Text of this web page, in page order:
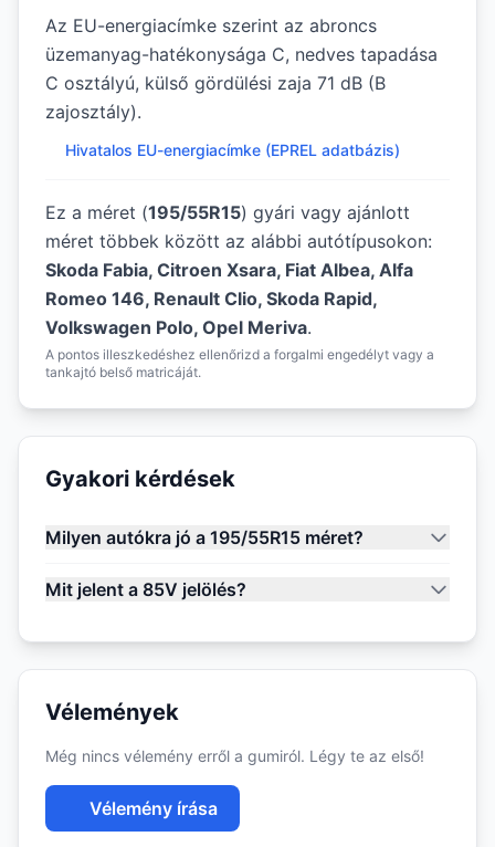
Az EU-energiacímke szerint az abroncs
üzemanyag-hatékonysága C, nedves tapadása
C osztályú, külső gördülési zaja 71 dB (B
zajosztály).
Hivatalos EU-energiacímke (EPREL adatbázis)
Ez a méret (195/55R15) gyári vagy ajánlott
méret többek között az alábbi autótípusokon:
Skoda Fabia, Citroen Xsara, Fiat Albea, Alfa
Romeo 146, Renault Clio, Skoda Rapid,
Volkswagen Polo, Opel Meriva.
A pontos illeszkedéshez ellenőrizd a forgalmi engedélyt vagy a
tankajtó belső matricáját.
Gyakori kérdések
Milyen autókra jó a 195/55R15 méret?
Mit jelent a 85V jelölés?
Vélemények
Még nincs vélemény erről a gumiról. Légy te az első!
Vélemény írása